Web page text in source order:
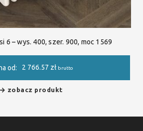
6 – wys. 400, szer. 900, moc 1569
od: 2 766.57 zł brutto
zobacz produkt